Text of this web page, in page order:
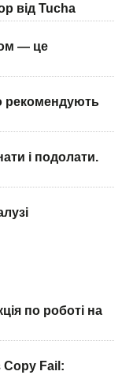
від Tucha
— це
рекомендують
і подолати.
по роботі на
Copy Fail: